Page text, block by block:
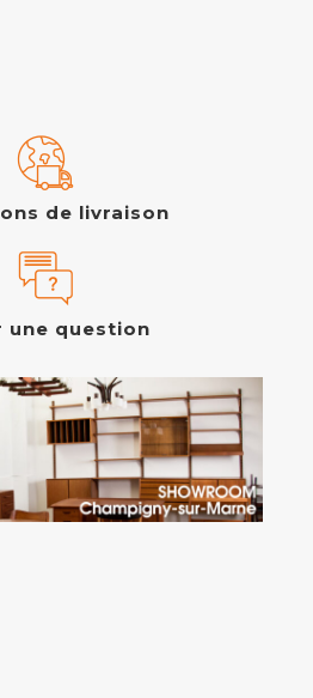
de livraison
une question